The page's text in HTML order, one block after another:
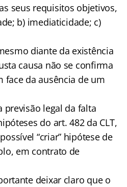
seus requisitos objetivos,
b) imediaticidade; c)
diante da existência
causa não se confirma
face da ausência de um
previsão legal da falta
do art. 482 da CLT,
“criar” hipótese de
em contrato de
deixar claro que o